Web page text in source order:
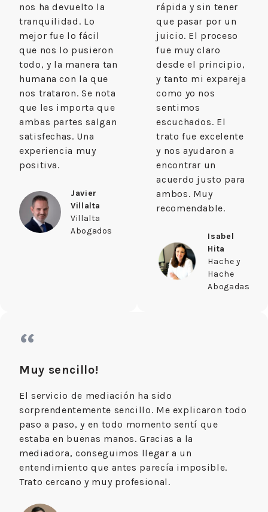
nos ha devuelto la
tranquilidad. Lo
mejor fue lo fácil
que nos lo pusieron
todo, y la manera tan
humana con la que
nos trataron. Se nota
que les importa que
ambas partes salgan
satisfechas. Una
experiencia muy
positiva.
Javier
Villalta
Villalta
Abogados
rápida y sin tener
que pasar por un
juicio. El proceso
fue muy claro
desde el principio,
y tanto mi expareja
como yo nos
sentimos
escuchados. El
trato fue excelente
y nos ayudaron a
encontrar un
acuerdo justo para
ambos. Muy
recomendable.
Isabel
Hita
Hache y
Hache
Abogadas
“
Muy sencillo!
El servicio de mediación ha sido
sorprendentemente sencillo. Me explicaron todo
paso a paso, y en todo momento sentí que
estaba en buenas manos. Gracias a la
mediadora, conseguimos llegar a un
entendimiento que antes parecía imposible.
Trato cercano y muy profesional.